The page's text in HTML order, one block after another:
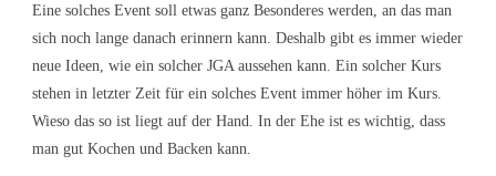
Eine solches Event soll etwas ganz Besonderes werden, an das man
sich noch lange danach erinnern kann. Deshalb gibt es immer wieder
neue Ideen, wie ein solcher JGA aussehen kann. Ein solcher Kurs
stehen in letzter Zeit für ein solches Event immer höher im Kurs.
Wieso das so ist liegt auf der Hand. In der Ehe ist es wichtig, dass
man gut Kochen und Backen kann.